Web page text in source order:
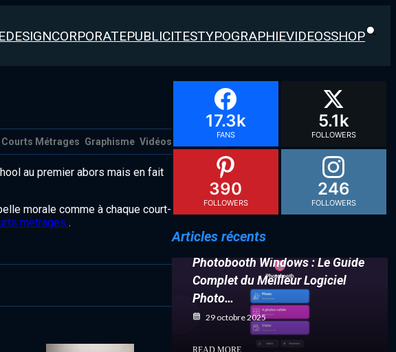
DESIGNCORPORATEPUBLICITESTYPOGRAPHIEVIDEOSSHOP
Courts Métrages Graphisme Vidéos
au premier abors mais en fait
morale comme à chaque court-
metrages .
17.3k
FANS
5.1k
FOLLOWERS
390
FOLLOWERS
246
FOLLOWERS
Articles récents
Photobooth Windows : Le Guide
Complet du Meilleur Logiciel
Photo…
29 octobre 2025
READ MORE